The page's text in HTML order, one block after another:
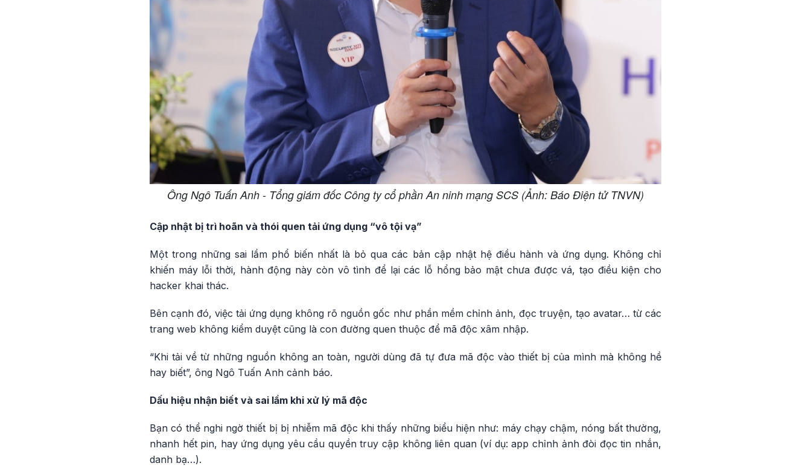
Ông Ngô Tuấn Anh - Tổng giám đốc Công ty cổ phần An ninh mạng SCS (Ảnh: Báo Điện tử TNVN)
Cập nhật bị trì hoãn và thói quen tải ứng dụng “vô tội vạ”
Một trong những sai lầm phổ biến nhất là bỏ qua các bản cập nhật hệ điều hành và ứng dụng. Không chỉ
khiến máy lỗi thời, hành động này còn vô tình để lại các lỗ hổng bảo mật chưa được vá, tạo điều kiện cho
hacker khai thác.
Bên cạnh đó, việc tải ứng dụng không rõ nguồn gốc như phần mềm chỉnh ảnh, đọc truyện, tạo avatar… từ các
trang web không kiểm duyệt cũng là con đường quen thuộc để mã độc xâm nhập.
“Khi tải về từ những nguồn không an toàn, người dùng đã tự đưa mã độc vào thiết bị của mình mà không hề
hay biết”, ông Ngô Tuấn Anh cảnh báo.
Dấu hiệu nhận biết và sai lầm khi xử lý mã độc
Bạn có thể nghi ngờ thiết bị bị nhiễm mã độc khi thấy những biểu hiện như: máy chạy chậm, nóng bất thường,
nhanh hết pin, hay ứng dụng yêu cầu quyền truy cập không liên quan (ví dụ: app chỉnh ảnh đòi đọc tin nhắn,
danh bạ…).